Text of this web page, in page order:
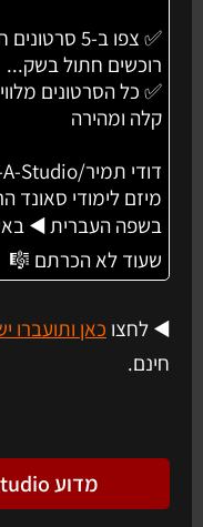
✅ צפו ב-5
רוכשים חתול בשק...
✅ כל הסרטונים
קלה ומהירה
דודי תמיר/Class-A-Studio
מיזם לימודי סאונד
בשפה העברית ◀️
שעוד לא הכרתם 🎼
◀️ לחצו כאן ותועברו
חינם.
מדוע Class-A-Studio/דודי תמיר?